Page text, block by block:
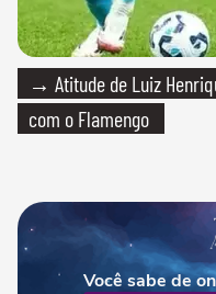
→ Atitude de Luiz
com o Flamengo
Você sabe de